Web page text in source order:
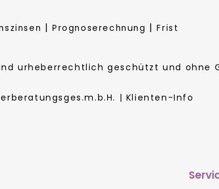
|Prognoserechnung |Frist
urheberrechtlich geschützt und ohne
| Klienten-Info